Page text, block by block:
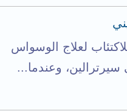
للاكتئاب لعلاج الوسواس
وعندما...